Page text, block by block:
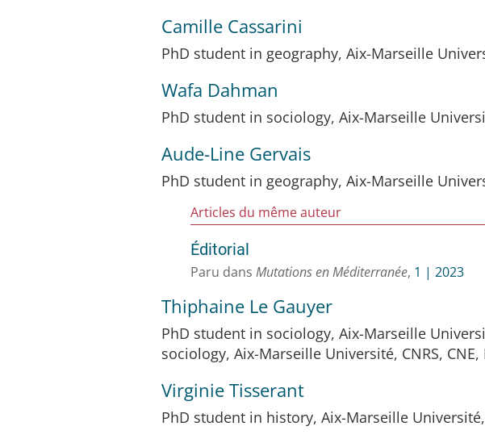
Camille Cassarini
PhD student in geography, Aix-Marseille
Wafa Dahman
PhD student in sociology, Aix-Marseille
Aude-Line Gervais
PhD student in geography, Aix-Marseille
Articles du même auteur
Éditorial
Paru dans Mutations en Méditerranée, 1 | 2023
Thiphaine Le Gauyer
PhD student in sociology, Aix-Marseille
sociology, Aix-Marseille Université, CNRS,
Virginie Tisserant
PhD student in history, Aix-Marseille Université,